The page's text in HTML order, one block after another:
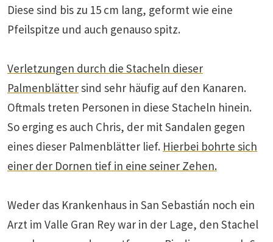
Diese sind bis zu 15 cm lang, geformt wie eine
Pfeilspitze und auch genauso spitz.
Verletzungen durch die Stacheln dieser
Palmenblättersind sehr häufig auf den Kanaren.
Oftmals treten Personen in diese Stacheln hinein.
So erging es auch Chris, der mit Sandalen gegen
eines dieser Palmenblätter lief. Hierbei bohrte sich
einer der Dornen tief in eine seiner Zehen.
Weder das Krankenhaus in San Sebastián noch ein
Arzt im Valle Gran Rey war in der Lage, den Stachel